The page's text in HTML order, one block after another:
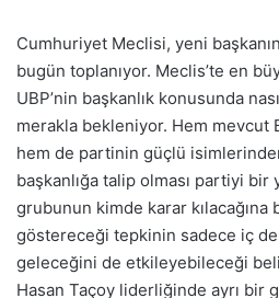
Cumhuriyet Meclisi, yeni
bugün toplanıyor. Meclis’te en
UBP’nin başkanlık konusunda
merakla bekleniyor. Hem mevcut
hem de partinin güçlü
başkanlığa talip olması partiyi bir
grubunun kimde karar kılacağına
göstereceği tepkinin sadece iç
geleceğini de etkileyebileceği
Hasan Taçoy liderliğinde ayrı bir